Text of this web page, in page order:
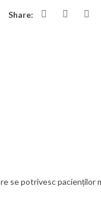
Share:
se potrivesc pacienților